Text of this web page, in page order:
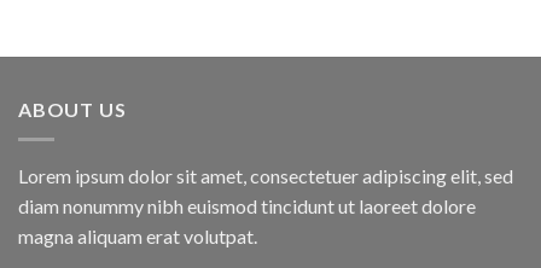
ABOUT US
Lorem ipsum dolor sit amet, consectetuer adipiscing elit, sed
diam nonummy nibh euismod tincidunt ut laoreet dolore
magna aliquam erat volutpat.